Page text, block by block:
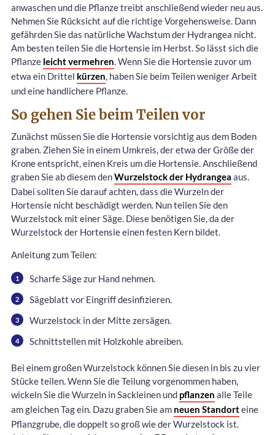
anwaschen und die Pflanze treibt anschließend wieder neu aus.
Nehmen Sie Rücksicht auf die richtige Vorgehensweise. Dann
gefährden Sie das natürliche Wachstum der Hydrangea nicht.
Am besten teilen Sie die Hortensie im Herbst. So lässt sich die
Pflanze leicht vermehren . Wenn Sie die Hortensie zuvor um
etwa ein Drittel kürzen , haben Sie beim Teilen weniger Arbeit
und eine handlichere Pflanze.
So gehen Sie beim Teilen vor
Zunächst müssen Sie die Hortensie vorsichtig aus dem Boden
graben. Ziehen Sie in einem Umkreis, der etwa der Größe der
Krone entspricht, einen Kreis um die Hortensie. Anschließend
graben Sie ab diesem denWurzelstock der Hydrangea aus.
Dabei sollten Sie darauf achten, dass die Wurzeln der
Hortensie nicht beschädigt werden. Nun teilen Sie den
Wurzelstock mit einer Säge. Diese benötigen Sie, da der
Wurzelstock der Hortensie einen festen Kern bildet.
Anleitung zum Teilen:
Scharfe Säge zur Hand nehmen.
Sägeblatt vor Eingriff desinfizieren.
Wurzelstock in der Mitte zersägen.
Schnittstellen mit Holzkohle abreiben.
Bei einem großen Wurzelstock können Sie diesen in bis zu vier
Stücke teilen. Wenn Sie die Teilung vorgenommen haben,
wickeln Sie die Wurzeln in Sackleinen und pflanzen alle Teile
am gleichen Tag ein. Dazu graben Sie am neuen Standorteine
Pflanzgrube, die doppelt so groß wie der Wurzelstock ist.